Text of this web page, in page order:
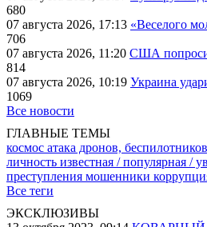
680
07 августа 2026, 17:13 «Веселого
706
07 августа 2026, 11:20 США
814
07 августа 2026, 10:19 Украина
1069
Все новости
ГЛАВНЫЕ ТЕМЫ
космос атака дронов,
личность известная / популярная /
преступления мошенники
Все теги
ЭКСКЛЮЗИВЫ